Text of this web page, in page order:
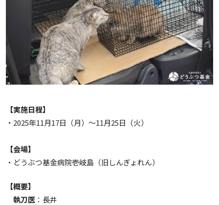
【実施日程】
・2025年11月17日（月）～11月25日（火）
【会場】
・どうぶつ基金病院壱岐島（旧しんぎょれん）
【概要】
執刀医 ：長井